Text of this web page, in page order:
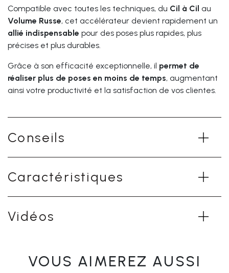
Compatible avec toutes les techniques, du Cil à Cil au
Volume Russe, cet accélérateur devient rapidement un
allié indispensable pour des poses plus rapides, plus
précises et plus durables.
Grâce à son efficacité exceptionnelle, il permet de
réaliser plus de poses en moins de temps, augmentant
ainsi votre productivité et la satisfaction de vos clientes.
Conseils
Caractéristiques
Vidéos
VOUS AIMEREZ AUSSI